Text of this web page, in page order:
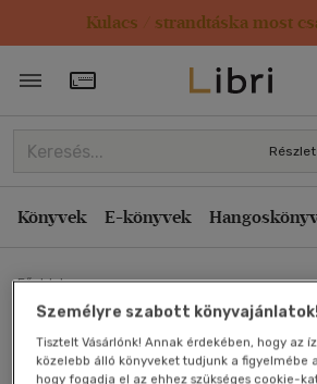
Kulacs / strandtáska most
Törzsvásárlói Kártya adatai
Könyvek E-könyvek
Főoldal
Candida -
Személyre szabott
Tisztelt Vásárlónk! Annak érdekében, hogy az
közelebb álló könyveket tudjunk a figyelmébe
hogy fogadja el az ehhez szükséges cookie-